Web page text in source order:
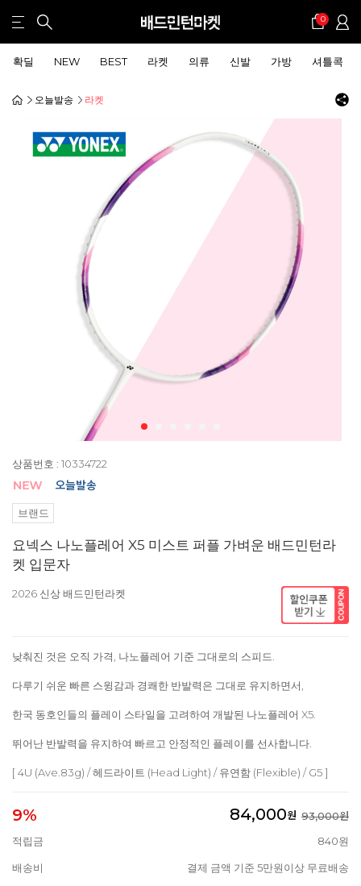
0
확딜 NEW BEST 라켓 의류 신발 가방 셔틀콕
오늘발송 라켓
상품번호 : 10334722
브랜드
요넥스 나노플레어 X5 미스트 퍼플 가벼운 배드민턴라
켓 입문자
2026 신상 배드민턴라켓
낮춰진 것은 오직 가격, 나노플레어 기준 그대로의 스피드.
다루기 쉬운 빠른 스윙감과 경쾌한 반발력은 그대로 유지하면서,
한국 동호인들의 플레이 스타일을 고려하여 개발된 나노플레어 X5.
뛰어난 반발력을 유지하여 빠르고 안정적인 플레이를 선사합니다.
[ 4U (Ave.83g) / 헤드라이트 (Head Light) / 유연함 (Flexible) / G5 ]
9% 84,000원 93,000원
적립금
840원
배송비 결제 금액 기준 5만원이상 무료배송